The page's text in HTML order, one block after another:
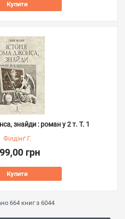
Купити
знайди : роман у 2 т. Т. 1
Філдінґ Г.
грн
Купити
664книг з 6044